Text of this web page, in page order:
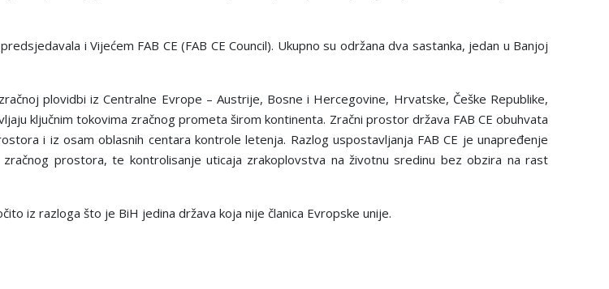
i Vijećem FAB CE (FAB CE Council). Ukupno su održana dva sastanka, jedan u Banjoj
plovidbi iz Centralne Evrope – Austrije, Bosne i Hercegovine, Hrvatske, Češke Republike,
ključnim tokovima zračnog prometa širom kontinenta. Zračni prostor država FAB CE obuhvata
i iz osam oblasnih centara kontrole letenja. Razlog uspostavljanja FAB CE je unapređenje
prostora, te kontrolisanje uticaja zrakoplovstva na životnu sredinu bez obzira na rast
iz razloga što je BiH jedina država koja nije članica Evropske unije.